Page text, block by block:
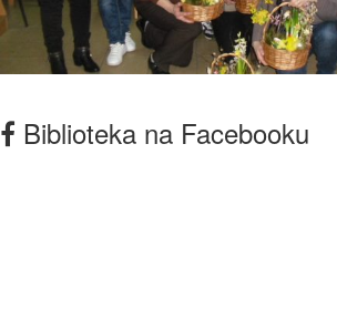
Biblioteka na Facebooku